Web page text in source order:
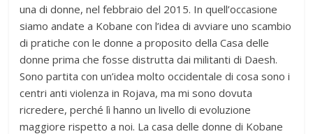
una di donne, nel febbraio del 2015. In quell’occasione
siamo andate a Kobane con l’idea di avviare uno scambio
di pratiche con le donne a proposito della Casa delle
donne prima che fosse distrutta dai militanti di Daesh.
Sono partita con un’idea molto occidentale di cosa sono i
centri anti violenza in Rojava, ma mi sono dovuta
ricredere, perché lì hanno un livello di evoluzione
maggiore rispetto a noi. La casa delle donne di Kobane